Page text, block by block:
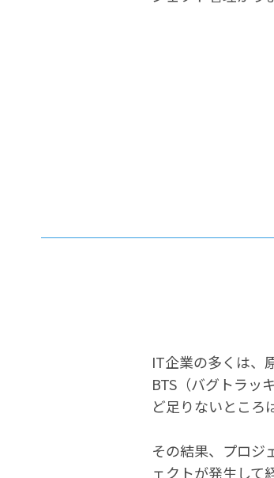
IT企業の多くは、
BTS（バグトラッ
ど足りないところ
その結果、プロジ
ェクトが発生して